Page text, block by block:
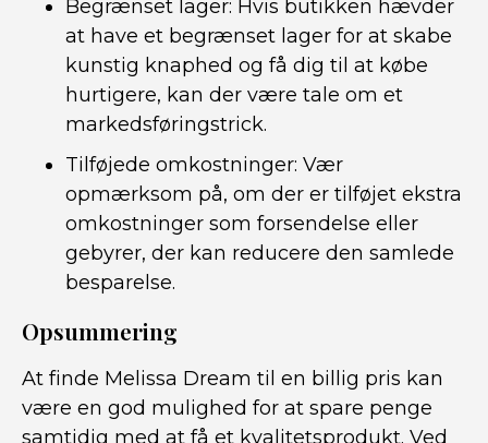
Begrænset lager: Hvis butikken hævder
at have et begrænset lager for at skabe
kunstig knaphed og få dig til at købe
hurtigere, kan der være tale om et
markedsføringstrick.
Tilføjede omkostninger: Vær
opmærksom på, om der er tilføjet ekstra
omkostninger som forsendelse eller
gebyrer, der kan reducere den samlede
besparelse.
Opsummering
At finde Melissa Dream til en billig pris kan
være en god mulighed for at spare penge
samtidig med at få et kvalitetsprodukt. Ved